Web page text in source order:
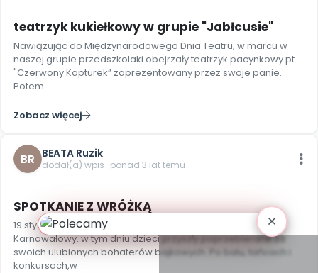
teatrzyk kukiełkowy w grupie "Jabłcusie"
Nawiązując do Międzynarodowego Dnia Teatru, w marcu w
naszej grupie przedszkolaki obejrzały teatrzyk pacynkowy pt.
"Czerwony Kapturek” zaprezentowany przez swoje panie.
Potem
Zobacz więcej
BR BEATA Ruzik
dodał(a) wpis · ponad 3 lat temu
SPOTKANIE Z WRÓŻKĄ
19 stycznia 2024 roku w naszym przedszkolu odbył się Bal
Karnawałowy. w tym dniu dzieci przyszły poprzebierane za
swoich ulubionych bohaterów bajkowych. Po balu, tańcach i
konkursach,w